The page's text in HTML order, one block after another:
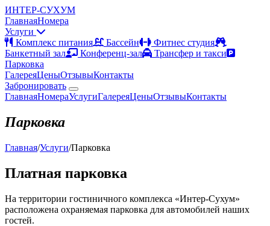
ИНТЕР-СУХУМ
ГлавнаяНомера
Услуги
Комплекс питания
Бассейн
Фитнес студия
Банкетный зал
Конференц-зал
Трансфер и такси
Парковка
ГалереяЦеныОтзывыКонтакты
Забронировать
ГлавнаяНомераУслугиГалереяЦеныОтзывыКонтакты
Парковка
Главная/Услуги/Парковка
Платная парковка
На территории гостиничного комплекса «Интер-Сухум»
расположена охраняемая парковка для автомобилей наших
гостей.